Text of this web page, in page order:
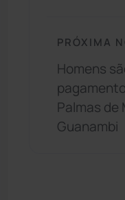
PRÓXIMA
Homens
Palmas de
Guanambi